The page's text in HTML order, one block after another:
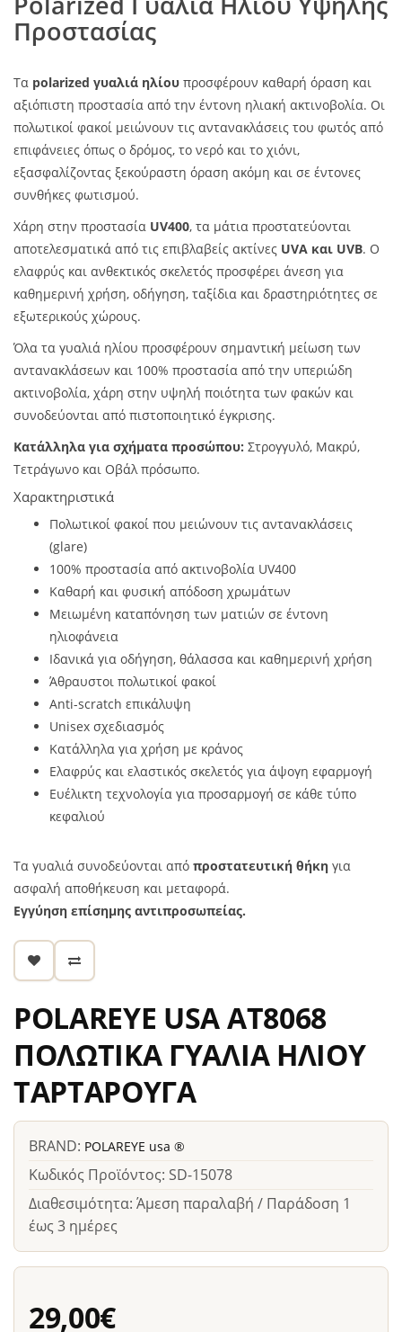
Προστασίας
Τα polarized γυαλιά ηλίου προσφέρουν καθαρή όραση και
αξιόπιστη προστασία από την έντονη ηλιακή ακτινοβολία. Οι
πολωτικοί φακοί μειώνουν τις αντανακλάσεις του φωτός από
επιφάνειες όπως ο δρόμος, το νερό και το χιόνι,
εξασφαλίζοντας ξεκούραστη όραση ακόμη και σε έντονες
συνθήκες φωτισμού.
Χάρη στην προστασία UV400, τα μάτια προστατεύονται
αποτελεσματικά από τις επιβλαβείς ακτίνες UVA και UVB. Ο
ελαφρύς και ανθεκτικός σκελετός προσφέρει άνεση για
καθημερινή χρήση, οδήγηση, ταξίδια και δραστηριότητες σε
εξωτερικούς χώρους.
Όλα τα γυαλιά ηλίου προσφέρουν σημαντική μείωση των
αντανακλάσεων και 100% προστασία από την υπεριώδη
ακτινοβολία, χάρη στην υψηλή ποιότητα των φακών και
συνοδεύονται από πιστοποιητικό έγκρισης.
Κατάλληλα για σχήματα προσώπου: Στρογγυλό, Μακρύ,
Τετράγωνο και Οβάλ πρόσωπο.
Χαρακτηριστικά
Πολωτικοί φακοί που μειώνουν τις αντανακλάσεις
(glare)
100% προστασία από ακτινοβολία UV400
Καθαρή και φυσική απόδοση χρωμάτων
Μειωμένη καταπόνηση των ματιών σε έντονη
ηλιοφάνεια
Ιδανικά για οδήγηση, θάλασσα και καθημερινή χρήση
Άθραυστοι πολωτικοί φακοί
Anti-scratch επικάλυψη
Unisex σχεδιασμός
Κατάλληλα για χρήση με κράνος
Ελαφρύς και ελαστικός σκελετός για άψογη εφαρμογή
Ευέλικτη τεχνολογία για προσαρμογή σε κάθε τύπο
κεφαλιού
Τα γυαλιά συνοδεύονται από προστατευτική θήκη για
ασφαλή αποθήκευση και μεταφορά.
Εγγύηση επίσημης αντιπροσωπείας.
POLAREYE USA ΑΤ8068
ΠΟΛΩΤΙΚΑ ΓΥΑΛΙΑ ΗΛΙΟΥ
ΤΑΡΤΑΡΟΥΓΑ
BRAND: POLAREYE usa ®
Κωδικός Προϊόντος: SD-15078
Διαθεσιμότητα: Άμεση παραλαβή / Παράδοση 1
έως 3 ημέρες
29,00€